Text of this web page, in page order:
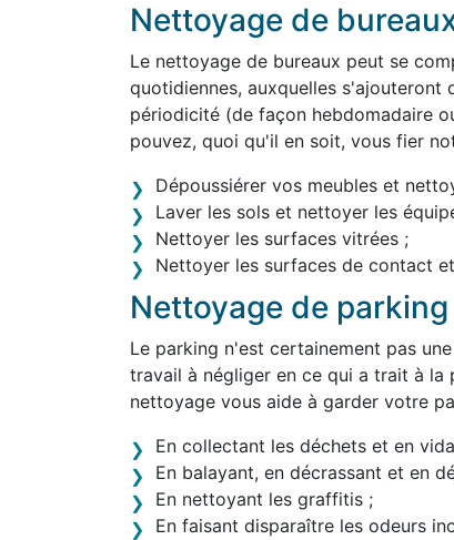
Nettoyage de
Le nettoyage de bureaux peut se
quotidiennes, auxquelles s'ajouteront
périodicité (de façon hebdomadaire
pouvez, quoi qu'il en soit, vous fier
Dépoussiérer vos meubles et
Laver les sols et nettoyer les
Nettoyer les surfaces vitrées ;
Nettoyer les surfaces de contact
Nettoyage de parking
Le parking n'est certainement pas
travail à négliger en ce qui a trait à
nettoyage vous aide à garder votre
En collectant les déchets et en
En balayant, en décrassant et en
En nettoyant les graffitis ;
En faisant disparaître les odeurs